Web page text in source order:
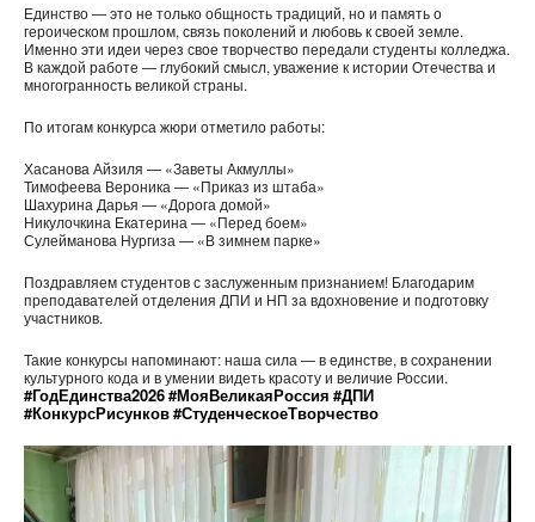
Единство — это не только общность традиций, но и память о
героическом прошлом, связь поколений и любовь к своей земле.
Именно эти идеи через свое творчество передали студенты колледжа.
В каждой работе — глубокий смысл, уважение к истории Отечества и
многогранность великой страны.
По итогам конкурса жюри отметило работы:
Хасанова Айзиля — «Заветы Акмуллы»
Тимофеева Вероника — «Приказ из штаба»
Шахурина Дарья — «Дорога домой»
Никулочкина Екатерина — «Перед боем»
Сулейманова Нургиза — «В зимнем парке»
Поздравляем студентов с заслуженным признанием! Благодарим
преподавателей отделения ДПИ и НП за вдохновение и подготовку
участников.
Такие конкурсы напоминают: наша сила — в единстве, в сохранении
культурного кода и в умении видеть красоту и величие России.
#ГодЕдинства2026#МояВеликаяРоссия #ДПИ
#КонкурсРисунков#СтуденческоеТворчество